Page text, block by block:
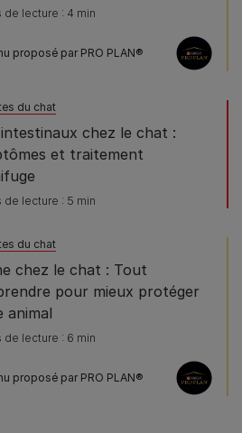
de lecture : 4 min
proposé par PRO PLAN®
du chat
chez le chat :
et traitement
de lecture : 5 min
du chat
chez le chat : Tout
pour mieux protéger
animal
de lecture : 6 min
proposé par PRO PLAN®